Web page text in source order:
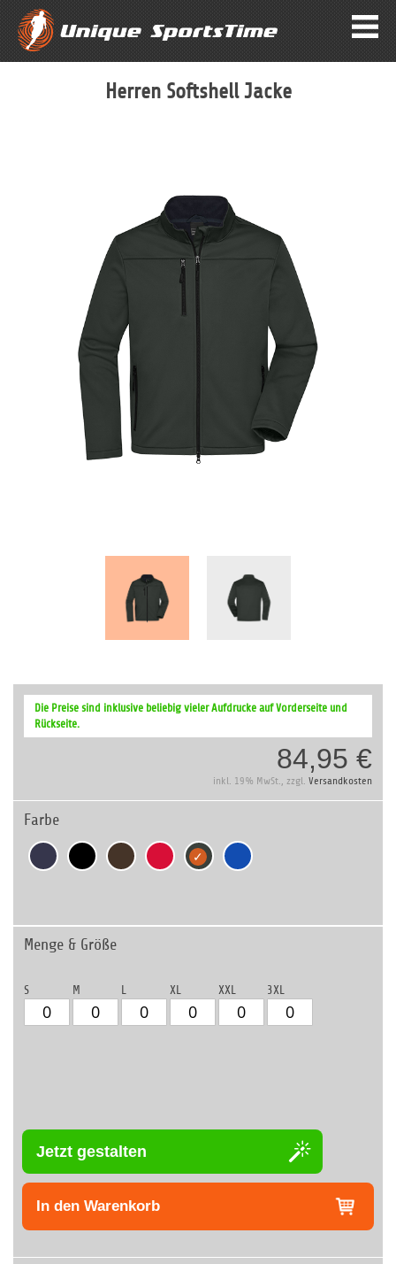
Herren Softshell Jacke
Anfang
Bildergalerie
Die Preise sind inklusive beliebig vieler Aufdrucke auf Vorderseite und
Rückseite.
84,95 €
inkl. 19% MwSt., zzgl. Versandkosten
Farbe
Menge & Größe
S M L XL XXL 3XL
Jetzt gestalten
In den Warenkorb